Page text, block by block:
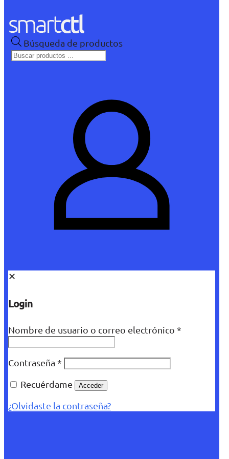
Búsqueda de productos
✕
Login
Nombre de usuario o correo electrónico *
Contraseña *
Recuérdame
Acceder
¿Olvidaste la contraseña?